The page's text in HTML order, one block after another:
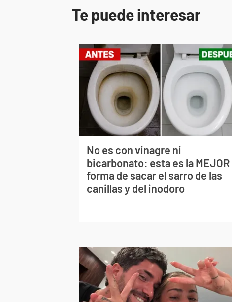
Te puede interesar
No es con vinagre ni
bicarbonato: esta es la MEJOR
forma de sacar el sarro de las
canillas y del inodoro